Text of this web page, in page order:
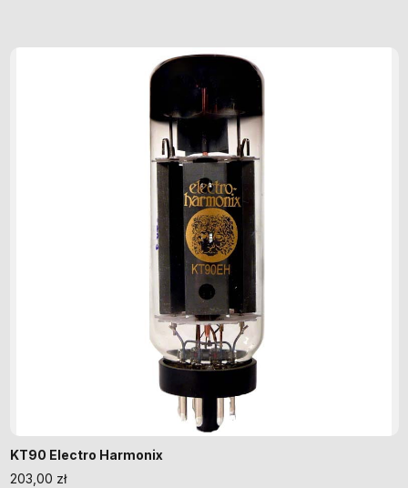
KT90 Electro Harmonix
203,00 zł